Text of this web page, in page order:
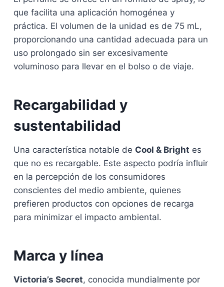
que facilita una aplicación homogénea y
práctica. El volumen de la unidad es de 75 mL,
proporcionando una cantidad adecuada para un
uso prolongado sin ser excesivamente
voluminoso para llevar en el bolso o de viaje.
Recargabilidad y
sustentabilidad
Una característica notable de Cool & Bright es
que no es recargable. Este aspecto podría influir
en la percepción de los consumidores
conscientes del medio ambiente, quienes
prefieren productos con opciones de recarga
para minimizar el impacto ambiental.
Marca y línea
Victoria’s Secret, conocida mundialmente por